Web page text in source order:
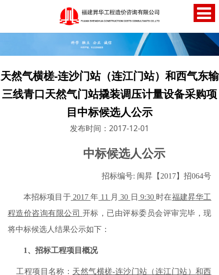
天然气横槎-连沙门站（连江门站）和西气东输
三线青口天然气门站撬装调压计量设备采购项
目中标候选人公示
发布时间：2017-12-01
中标候选人公示
招标编号: 闽昇【 2017】招064号
本招标项目于2017年 11 月 30 日 9:30 时在福建昇华工
程造价咨询有限公司 开标，已由评标委员会评审完毕，现
将中标候选人结果公示如下：
1、招标工程项目概况
工程项目名称： 天然气横槎-连沙门站（连江门站）和西